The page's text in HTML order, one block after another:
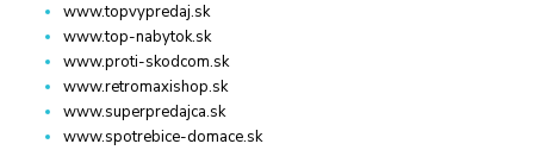
www.topvypredaj.sk
www.top-nabytok.sk
www.proti-skodcom.sk
www.retromaxishop.sk
www.superpredajca.sk
www.spotrebice-domace.sk